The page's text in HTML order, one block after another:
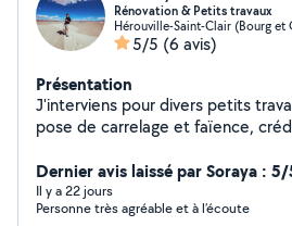
Rénovation & Petits travaux
Hérouville-Saint-Clair (Bourg
5/5 (6 avis)
Présentation
J'interviens pour divers petits
pose de carrelage et faïence,
meubles, réparations et finitions.
l'écoute, je m'adapte à vos besoins
propres et durables. J'apporte
Dernier avis laissé par Soraya :
Il y a 22 jours
Personne très agréable et à l’écoute